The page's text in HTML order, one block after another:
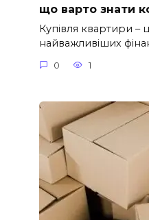
що варто знати
Купівля квартири –
найважливіших
0 1